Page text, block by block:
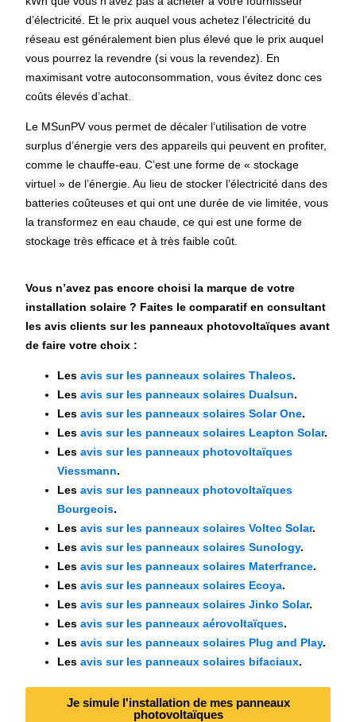
d’électricité. Et le prix auquel vous achetez l’électricité du
réseau est généralement bien plus élevé que le prix auquel
vous pourrez la revendre (si vous la revendez). En
maximisant votre autoconsommation, vous évitez donc ces
coûts élevés d’achat.
Le MSunPV vous permet de décaler l’utilisation de votre
surplus d’énergie vers des appareils qui peuvent en profiter,
comme le chauffe-eau. C’est une forme de « stockage
virtuel » de l’énergie. Au lieu de stocker l’électricité dans des
batteries coûteuses et qui ont une durée de vie limitée, vous
la transformez en eau chaude, ce qui est une forme de
stockage très efficace et à très faible coût.
Vous n’avez pas encore choisi la marque de votre
installation solaire ? Faites le comparatif en consultant
les avis clients sur les panneaux photovoltaïques avant
de faire votre choix :
Lesavis sur les panneaux solaires Thaleos.
Lesavis sur les panneaux solaires Dualsun.
Lesavis sur les panneaux solaires Solar One.
Lesavis sur les panneaux solaires Leapton Solar.
Lesavis sur les panneaux photovoltaïques
Viessmann.
Lesavis sur les panneaux photovoltaïques
Bourgeois.
Lesavis sur les panneaux solaires Voltec Solar.
Lesavis sur les panneaux solaires Sunology.
Lesavis sur les panneaux solaires Materfrance.
Lesavis sur les panneaux solaires Ecoya.
Lesavis sur les panneaux solaires Jinko Solar.
Lesavis sur les panneaux aérovoltaïques.
Lesavis sur les panneaux solaires Plug and Play.
Lesavis sur les panneaux solaires bifaciaux.
Je simule l'installation de mes panneaux
photovoltaïques